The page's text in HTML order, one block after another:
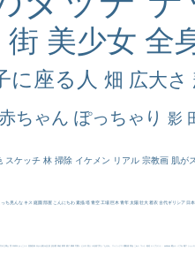
街 美少女 全
に座る人 畑 広大さ
ちゃん ぽっちゃり 影
スケッチ 林 掃除 イケメン リアル 宗教画 肌が
っち見んな キス 庭園 部屋 こんにちわ 素描 塔 青空 工場 巨木 青年 太陽 壮大 着衣 古代ギリシア 日
方の三博士 114514 かっこいい 受胎告知 天から覗き込む顔 設計図 挿絵 群衆 親子 裸婦 可愛い ピサロ ＃名画で学ぶ「たるみ」 ニーソックス 躍動感 黄色 こわい コート 畦道 レンブラント・ sekkusu 暖かい バブみ 靴下 ショッ